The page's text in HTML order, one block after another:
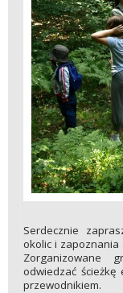
Serdecznie
okolic i
Zorganizowane
odwiedzać ścieżkę
przewodnikiem.